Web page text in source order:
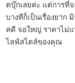
ตบุ๊กเลยค่ะ แต่การที่จ
บางทีก็เป็นเรื่องยาก
คดี จอใหญ่ ราคาไม่
ไลฟ์สไตล์ของคุณ